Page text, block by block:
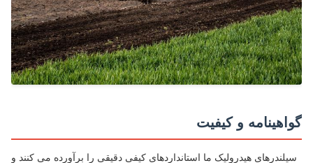
و کیفیت
هیدرولیک ما استانداردهای کیفی دقیقی را برآورده می کنند و